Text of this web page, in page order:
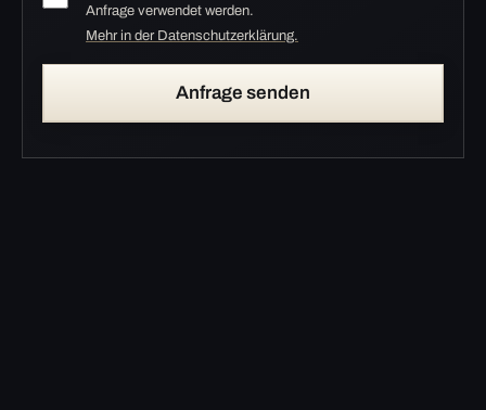
Anfrage verwendet werden.
Mehr in der Datenschutzerklärung.
Anfrage senden